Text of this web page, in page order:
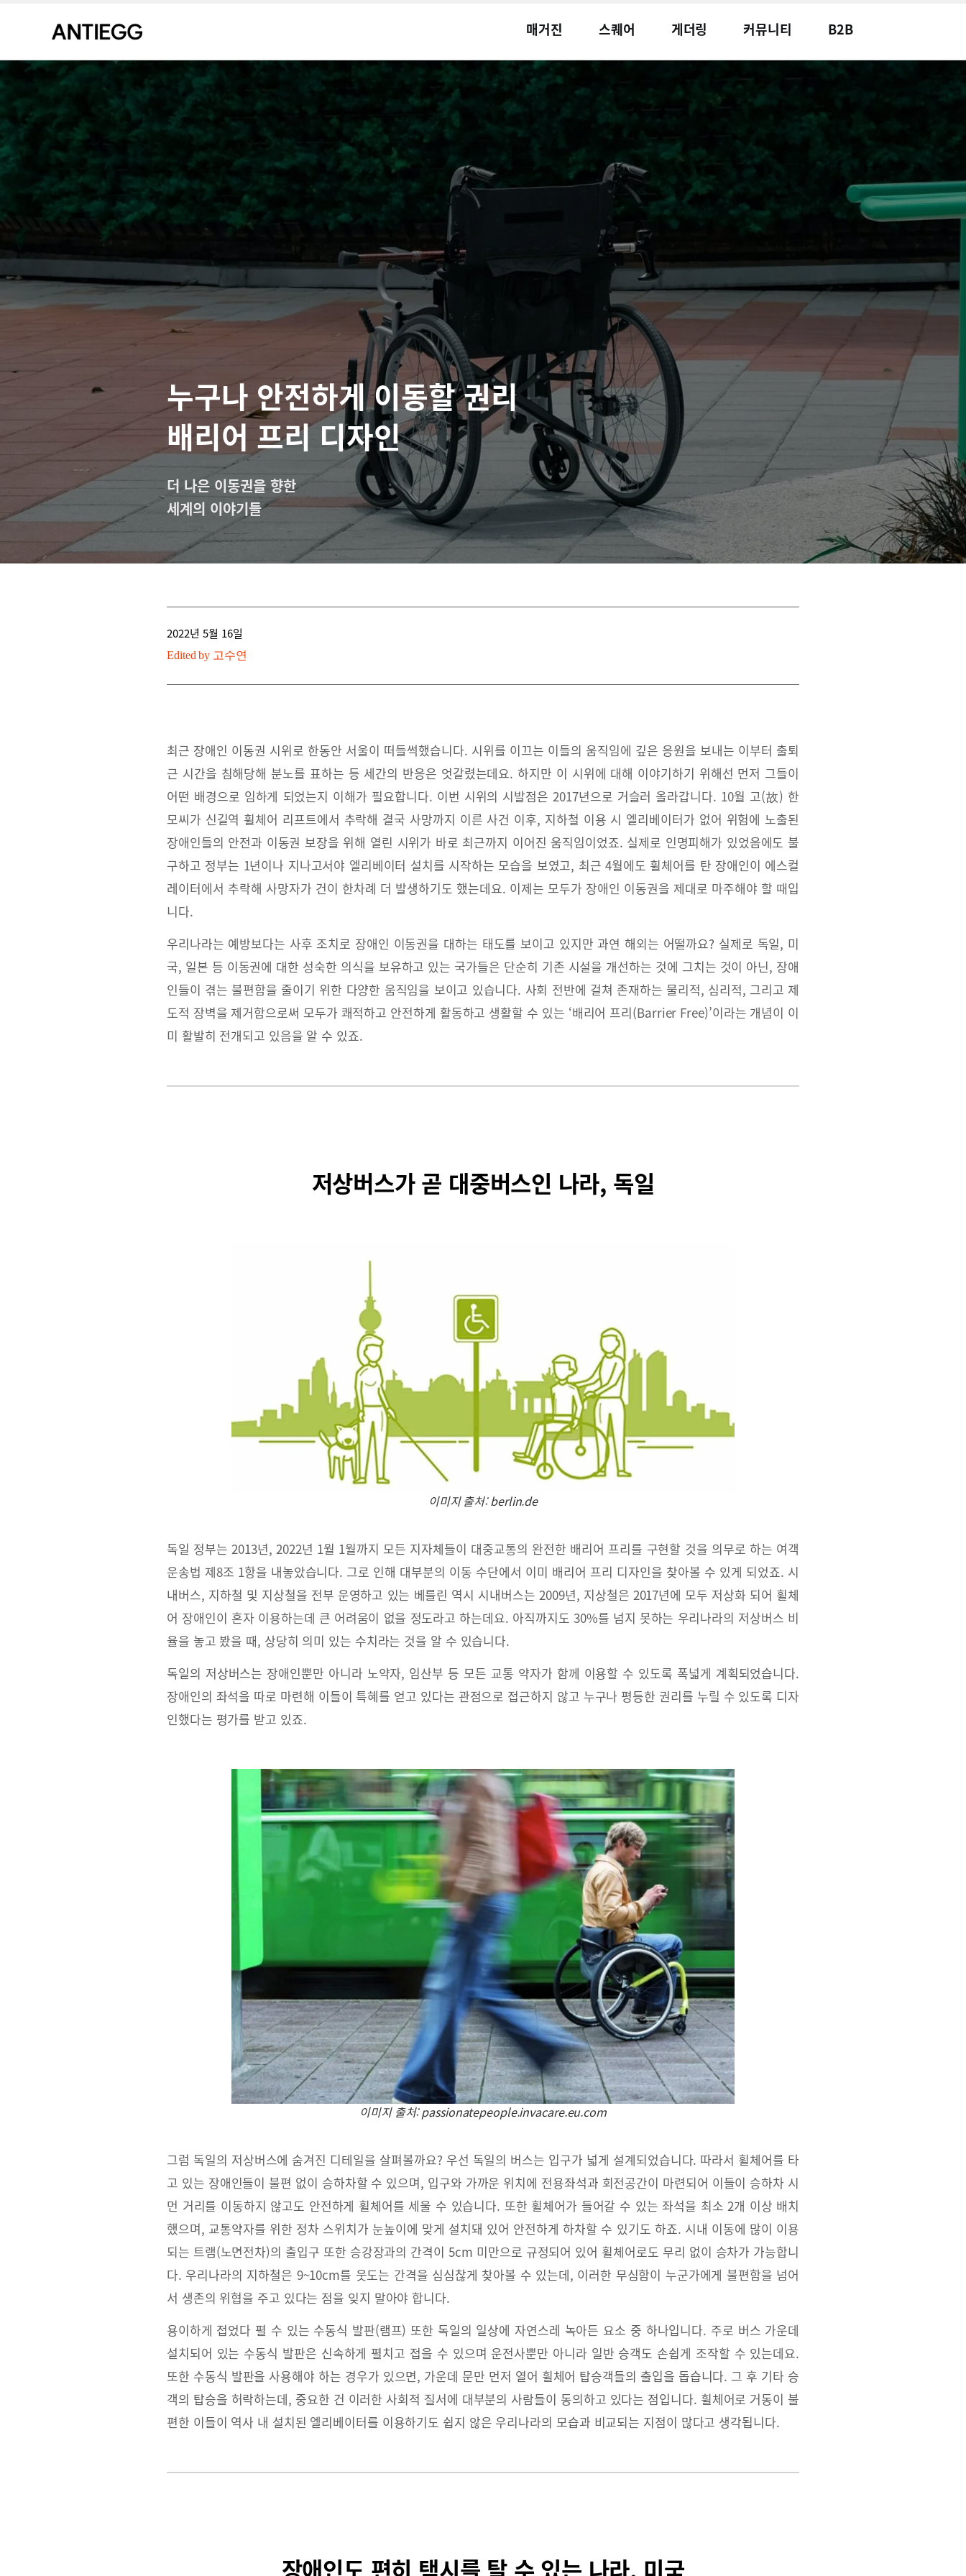
매거진 스퀘어 게더링 커뮤니티 B2B
누구나 안전하게 이동할 권리
배리어 프리 디자인
더 나은 이동권을 향한
세계의 이야기들
2022년 5월 16일
Edited by 고수연
최근 장애인 이동권 시위로 한동안 서울이 떠들썩했습니다. 시위를 이끄는 이들의 움직임에 깊은 응원을 보내는 이부터 출퇴
근 시간을 침해당해 분노를 표하는 등 세간의 반응은 엇갈렸는데요. 하지만 이 시위에 대해 이야기하기 위해선 먼저 그들이
어떤 배경으로 임하게 되었는지 이해가 필요합니다. 이번 시위의 시발점은 2017년으로 거슬러 올라갑니다. 10월 고(故) 한
모씨가 신길역 휠체어 리프트에서 추락해 결국 사망까지 이른 사건 이후, 지하철 이용 시 엘리베이터가 없어 위험에 노출된
장애인들의 안전과 이동권 보장을 위해 열린 시위가 바로 최근까지 이어진 움직임이었죠. 실제로 인명피해가 있었음에도 불
구하고 정부는 1년이나 지나고서야 엘리베이터 설치를 시작하는 모습을 보였고, 최근 4월에도 휠체어를 탄 장애인이 에스컬
레이터에서 추락해 사망자가 건이 한차례 더 발생하기도 했는데요. 이제는 모두가 장애인 이동권을 제대로 마주해야 할 때입
니다.
우리나라는 예방보다는 사후 조치로 장애인 이동권을 대하는 태도를 보이고 있지만 과연 해외는 어떨까요? 실제로 독일, 미
국, 일본 등 이동권에 대한 성숙한 의식을 보유하고 있는 국가들은 단순히 기존 시설을 개선하는 것에 그치는 것이 아닌, 장애
인들이 겪는 불편함을 줄이기 위한 다양한 움직임을 보이고 있습니다. 사회 전반에 걸쳐 존재하는 물리적, 심리적, 그리고 제
도적 장벽을 제거함으로써 모두가 쾌적하고 안전하게 활동하고 생활할 수 있는 ‘배리어 프리(Barrier Free)’이라는 개념이 이
미 활발히 전개되고 있음을 알 수 있죠.
저상버스가 곧 대중버스인 나라, 독일
이미지 출처: berlin.de
독일 정부는 2013년, 2022년 1월 1월까지 모든 지자체들이 대중교통의 완전한 배리어 프리를 구현할 것을 의무로 하는 여객
운송법 제8조 1항을 내놓았습니다. 그로 인해 대부분의 이동 수단에서 이미 배리어 프리 디자인을 찾아볼 수 있게 되었죠. 시
내버스, 지하철 및 지상철을 전부 운영하고 있는 베를린 역시 시내버스는 2009년, 지상철은 2017년에 모두 저상화 되어 휠체
어 장애인이 혼자 이용하는데 큰 어려움이 없을 정도라고 하는데요. 아직까지도 30%를 넘지 못하는 우리나라의 저상버스 비
율을 놓고 봤을 때, 상당히 의미 있는 수치라는 것을 알 수 있습니다.
독일의 저상버스는 장애인뿐만 아니라 노약자, 임산부 등 모든 교통 약자가 함께 이용할 수 있도록 폭넓게 계획되었습니다.
장애인의 좌석을 따로 마련해 이들이 특혜를 얻고 있다는 관점으로 접근하지 않고 누구나 평등한 권리를 누릴 수 있도록 디자
인했다는 평가를 받고 있죠.
이미지 출처: passionatepeople.invacare.eu.com
그럼 독일의 저상버스에 숨겨진 디테일을 살펴볼까요? 우선 독일의 버스는 입구가 넓게 설계되었습니다. 따라서 휠체어를 타
고 있는 장애인들이 불편 없이 승하차할 수 있으며, 입구와 가까운 위치에 전용좌석과 회전공간이 마련되어 이들이 승하차 시
먼 거리를 이동하지 않고도 안전하게 휠체어를 세울 수 있습니다. 또한 휠체어가 들어갈 수 있는 좌석을 최소 2개 이상 배치
했으며, 교통약자를 위한 정차 스위치가 눈높이에 맞게 설치돼 있어 안전하게 하차할 수 있기도 하죠. 시내 이동에 많이 이용
되는 트램(노면전차)의 출입구 또한 승강장과의 간격이 5cm 미만으로 규정되어 있어 휠체어로도 무리 없이 승차가 가능합니
다. 우리나라의 지하철은 9~10cm를 웃도는 간격을 심심찮게 찾아볼 수 있는데, 이러한 무심함이 누군가에게 불편함을 넘어
서 생존의 위협을 주고 있다는 점을 잊지 말아야 합니다.
용이하게 접었다 펼 수 있는 수동식 발판(램프) 또한 독일의 일상에 자연스레 녹아든 요소 중 하나입니다. 주로 버스 가운데
설치되어 있는 수동식 발판은 신속하게 펼치고 접을 수 있으며 운전사뿐만 아니라 일반 승객도 손쉽게 조작할 수 있는데요.
또한 수동식 발판을 사용해야 하는 경우가 있으면, 가운데 문만 먼저 열어 휠체어 탑승객들의 출입을 돕습니다. 그 후 기타 승
객의 탑승을 허락하는데, 중요한 건 이러한 사회적 질서에 대부분의 사람들이 동의하고 있다는 점입니다. 휠체어로 거동이 불
편한 이들이 역사 내 설치된 엘리베이터를 이용하기도 쉽지 않은 우리나라의 모습과 비교되는 지점이 많다고 생각됩니다.
장애인도 편히 택시를 탈 수 있는 나라, 미국